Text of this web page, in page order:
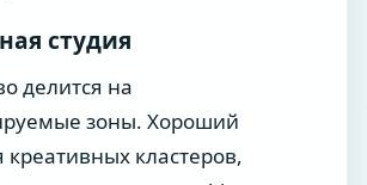
студия
делится на
зоны. Хороший
креативных кластеров,